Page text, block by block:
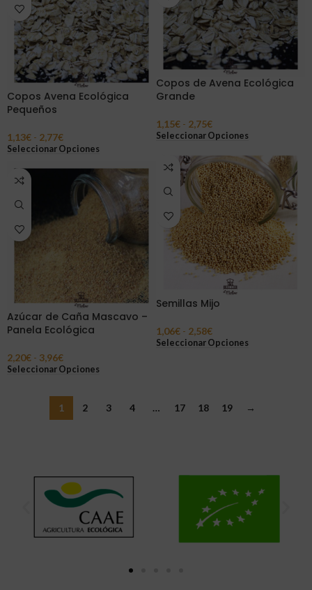
Copos de Avena Ecológica
Grande
1,15€ - 2,75€
Seleccionar Opciones
Copos Avena Ecológica
Pequeños
1,13€ - 2,77€
Seleccionar Opciones
Semillas Mijo
1,06€ - 2,58€
Seleccionar Opciones
Azúcar de Caña Mascavo –
Panela Ecológica
2,20€ - 3,96€
Seleccionar Opciones
1 2 3 4 … 17 18 19 →